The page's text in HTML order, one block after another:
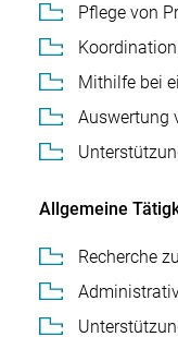
Pflege von
Mithilfe bei
Auswertung
Allgemeine
Recherche